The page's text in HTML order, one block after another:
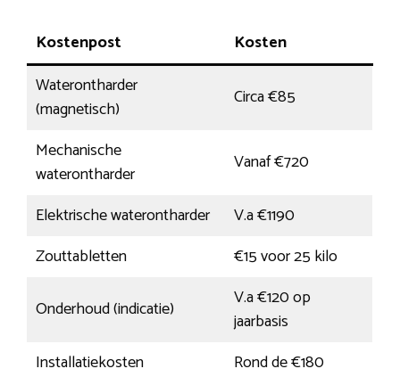
Kostenpost
Kosten
Waterontharder
(magnetisch)
Circa €85
Mechanische
waterontharder
Vanaf €720
Elektrische waterontharder
V.a €1190
Zouttabletten
€15 voor 25 kilo
Onderhoud (indicatie)
V.a €120 op
jaarbasis
Installatiekosten
Rond de €180